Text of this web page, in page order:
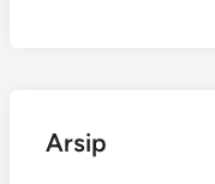
Arsip